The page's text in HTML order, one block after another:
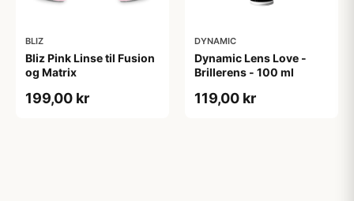
BLIZ
Bliz Pink Linse til Fusion
og Matrix
199,00 kr
DYNAMIC
Dynamic Lens Love -
Brillerens - 100 ml
119,00 kr